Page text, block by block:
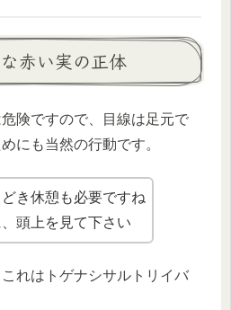
赤い実の正体
険ですので、目線は足元で
にも当然の行動です。
き休憩も必要ですね
頭上を見て下さい
れはトゲナシサルトリイバ